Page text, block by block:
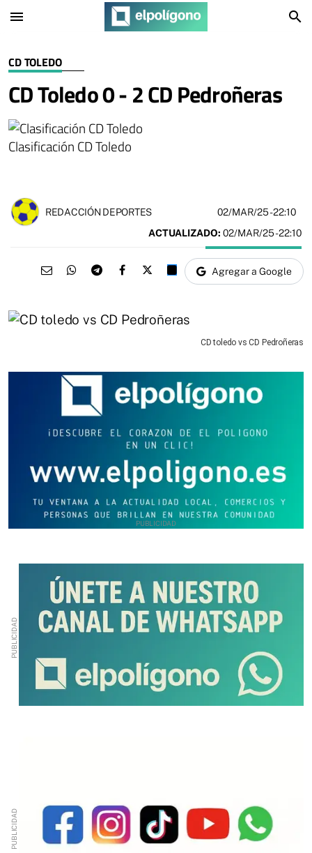
menu search
CD TOLEDO
CD Toledo 0 - 2 CD Pedroñeras
Clasificación CD Toledo
REDACCIÓN DEPORTES 02/MAR/25- 22:10
ACTUALIZADO: 02/MAR/25 - 22:10
Agregar a Google
CD toledo vs CD Pedroñeras